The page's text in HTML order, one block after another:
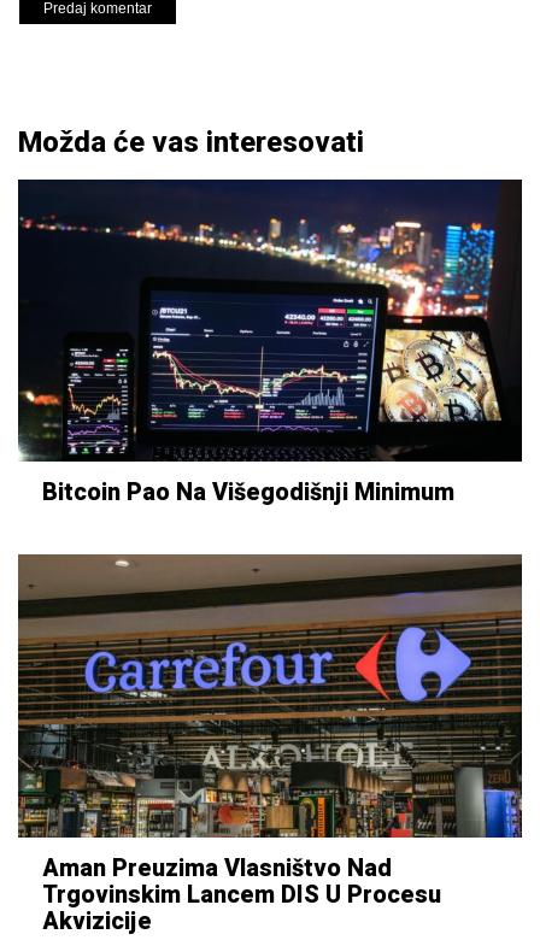
Možda će vas interesovati
Bitcoin Pao Na Višegodišnji Minimum
Aman Preuzima Vlasništvo Nad
Trgovinskim Lancem DIS U Procesu
Akvizicije